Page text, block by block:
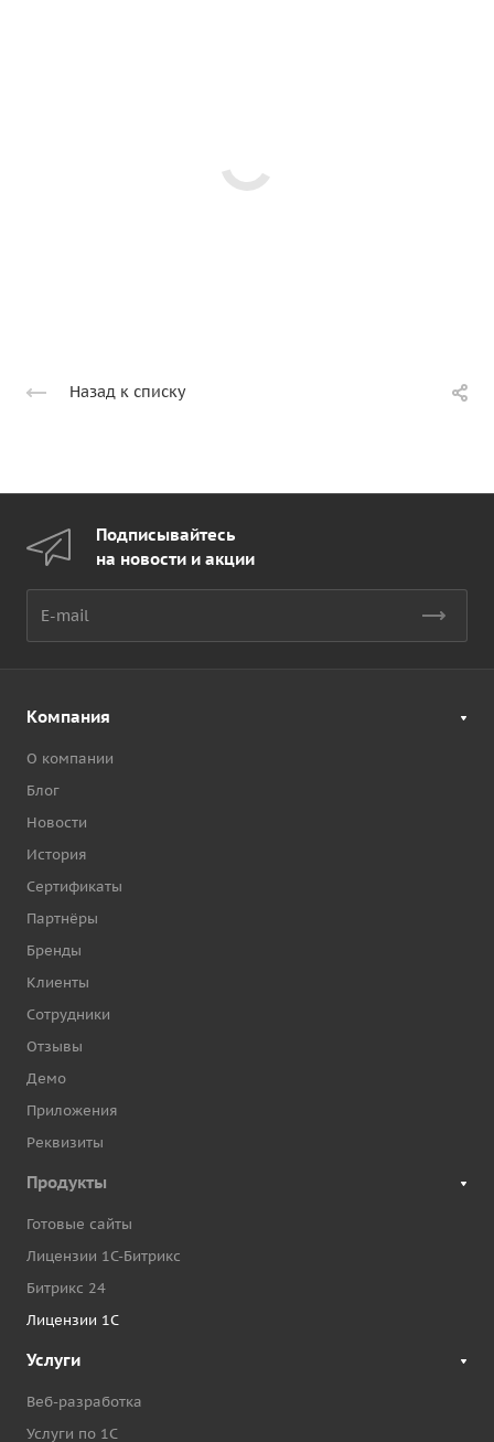
Назад к списку
Подписывайтесь
на новости и акции
Компания
О компании
Блог
Новости
История
Сертификаты
Партнёры
Бренды
Клиенты
Сотрудники
Отзывы
Демо
Приложения
Реквизиты
Продукты
Готовые сайты
Лицензии 1С-Битрикс
Битрикс 24
Лицензии 1С
Услуги
Веб-разработка
Услуги по 1С